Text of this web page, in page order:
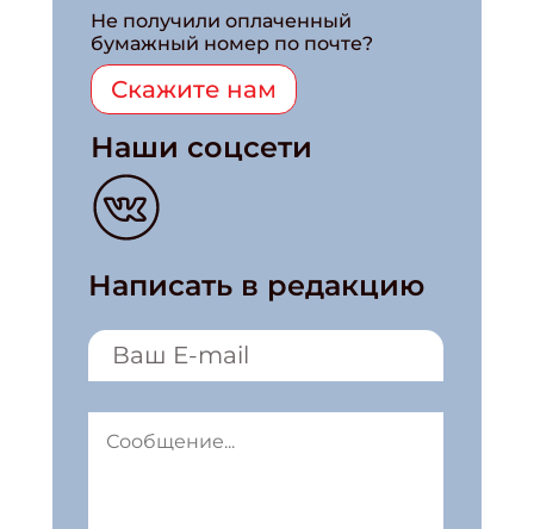
Не получили оплаченный
бумажный номер по почте?
Скажите нам
Наши соцсети
Написать в редакцию